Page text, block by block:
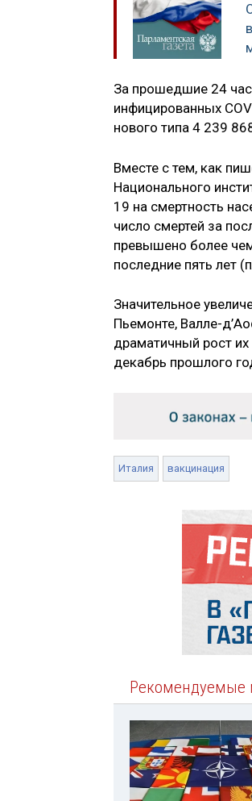
За прошедшие 24
инфицированных
нового типа 4 239
Вместе с тем, как
Национального
19 на смертность
число смертей за
превышено более
последние пять лет
Значительное
Пьемонте, Валле-
драматичный рост
декабрь прошлого
Италия вакцинация
Рекомендуемые